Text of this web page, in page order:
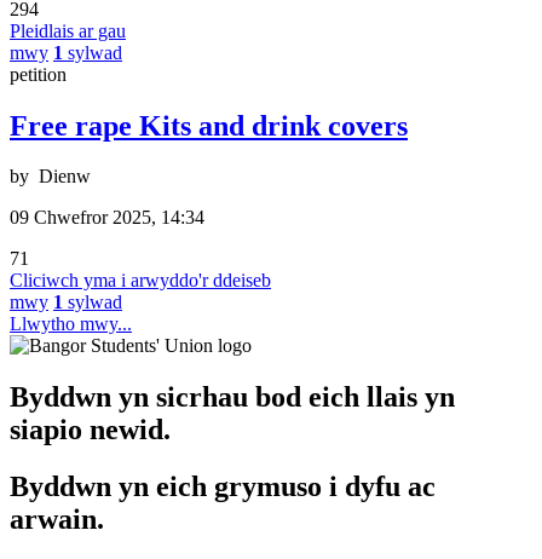
294
Pleidlais ar gau
mwy 1 sylwad
petition
Free rape Kits and drink covers
by Dienw
09 Chwefror 2025, 14:34
71
Cliciwch yma i arwyddo'r ddeiseb
mwy 1 sylwad
Llwytho mwy...
Byddwn yn sicrhau bod eich llais yn
siapio newid.
Byddwn yn eich grymuso i dyfu ac
arwain.